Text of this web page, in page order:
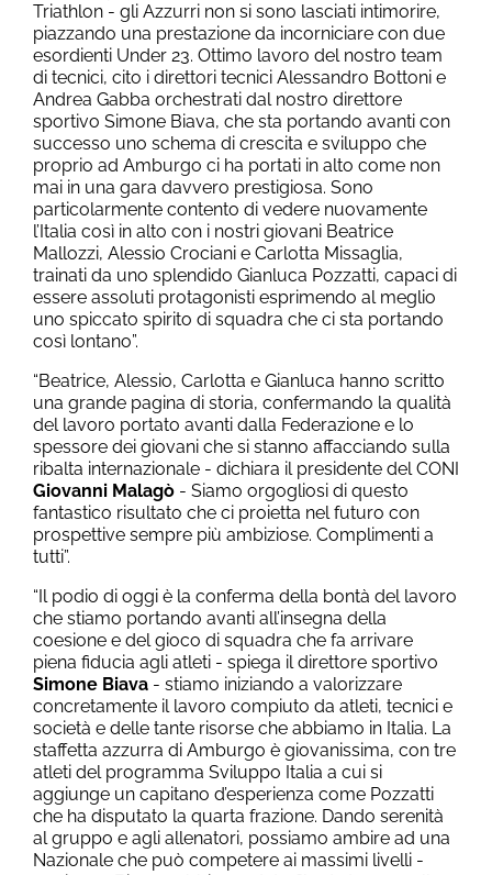
Triathlon - gli Azzurri non si sono lasciati intimorire,
piazzando una prestazione da incorniciare con due
esordienti Under 23. Ottimo lavoro del nostro team
di tecnici, cito i direttori tecnici Alessandro Bottoni e
Andrea Gabba orchestrati dal nostro direttore
sportivo Simone Biava, che sta portando avanti con
successo uno schema di crescita e sviluppo che
proprio ad Amburgo ci ha portati in alto come non
mai in una gara davvero prestigiosa. Sono
particolarmente contento di vedere nuovamente
l’Italia così in alto con i nostri giovani Beatrice
Mallozzi, Alessio Crociani e Carlotta Missaglia,
trainati da uno splendido Gianluca Pozzatti, capaci di
essere assoluti protagonisti esprimendo al meglio
uno spiccato spirito di squadra che ci sta portando
così lontano”.
“Beatrice, Alessio, Carlotta e Gianluca hanno scritto
una grande pagina di storia, confermando la qualità
del lavoro portato avanti dalla Federazione e lo
spessore dei giovani che si stanno affacciando sulla
ribalta internazionale - dichiara il presidente del CONI
Giovanni Malagò - Siamo orgogliosi di questo
fantastico risultato che ci proietta nel futuro con
prospettive sempre più ambiziose. Complimenti a
tutti”.
“Il podio di oggi è la conferma della bontà del lavoro
che stiamo portando avanti all’insegna della
coesione e del gioco di squadra che fa arrivare
piena fiducia agli atleti - spiega il direttore sportivo
Simone Biava - stiamo iniziando a valorizzare
concretamente il lavoro compiuto da atleti, tecnici e
società e delle tante risorse che abbiamo in Italia. La
staffetta azzurra di Amburgo è giovanissima, con tre
atleti del programma Sviluppo Italia a cui si
aggiunge un capitano d’esperienza come Pozzatti
che ha disputato la quarta frazione. Dando serenità
al gruppo e agli allenatori, possiamo ambire ad una
Nazionale che può competere ai massimi livelli -